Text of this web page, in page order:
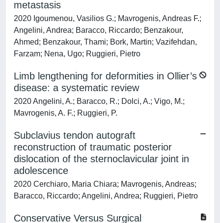
metastasis
2020 Igoumenou, Vasilios G.; Mavrogenis, Andreas F.;
Angelini, Andrea; Baracco, Riccardo; Benzakour,
Ahmed; Benzakour, Thami; Bork, Martin; Vazifehdan,
Farzam; Nena, Ugo; Ruggieri, Pietro
Limb lengthening for deformities in Ollier’s
disease: a systematic review
2020 Angelini, A.; Baracco, R.; Dolci, A.; Vigo, M.;
Mavrogenis, A. F.; Ruggieri, P.
Subclavius tendon autograft
reconstruction of traumatic posterior
dislocation of the sternoclavicular joint in
adolescence
2020 Cerchiaro, Maria Chiara; Mavrogenis, Andreas;
Baracco, Riccardo; Angelini, Andrea; Ruggieri, Pietro
Conservative Versus Surgical